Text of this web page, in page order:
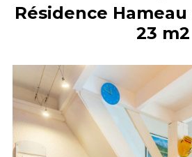
Résidence
23 m2